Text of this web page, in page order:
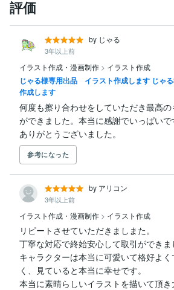
評価
by じゃる
3年以上前
イラスト作成・漫画制作 > イラスト作成
じゃる様専用出品 イラスト作成します じゃ
作成します
何度も擦り合わせをしていただき最高
ができました。本当に感謝でいっぱい
ありがとうございました。
参考になった
by アリコン
3年以上前
イラスト作成・漫画制作 > イラスト作成
リピートさせていただきましまた。
丁寧な対応で終始安心して取引ができま
キャラクターは本当に可愛いて格好よ
く、見ていると本当に幸せです。
本当に素晴らしいイラストを描いて頂き